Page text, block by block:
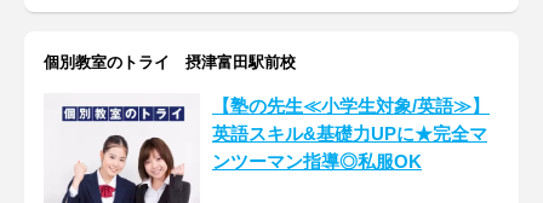
個別教室のトライ 摂津富田駅前校
【塾の先生≪小学生対象/英語≫】
英語スキル&基礎力UPに★完全マ
ンツーマン指導◎私服OK